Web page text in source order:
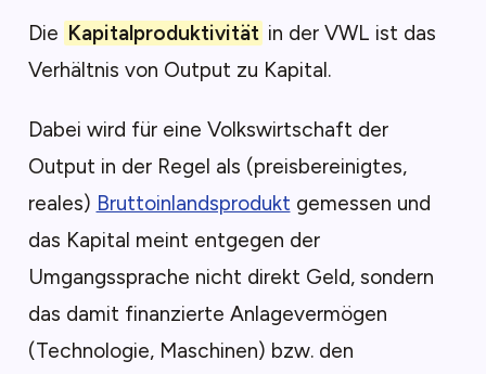
Die Kapitalproduktivität in der VWL ist das
Verhältnis von Output zu Kapital.
Dabei wird für eine Volkswirtschaft der
Output in der Regel als (preisbereinigtes,
reales) Bruttoinlandsprodukt gemessen und
das Kapital meint entgegen der
Umgangssprache nicht direkt Geld, sondern
das damit finanzierte Anlagevermögen
(Technologie, Maschinen) bzw. den